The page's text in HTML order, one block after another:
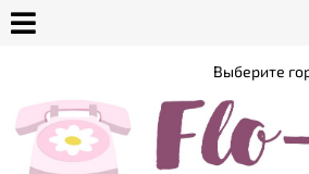
магазине
Выберите